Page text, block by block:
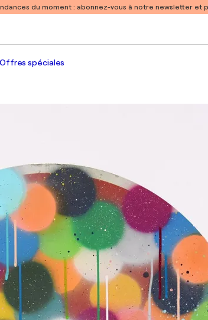
du moment : abonnez-vous à notre newsletter et
Offres spéciales